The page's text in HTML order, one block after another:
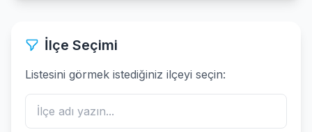
İlçe Seçimi
Listesini görmek istediğiniz ilçeyi seçin: